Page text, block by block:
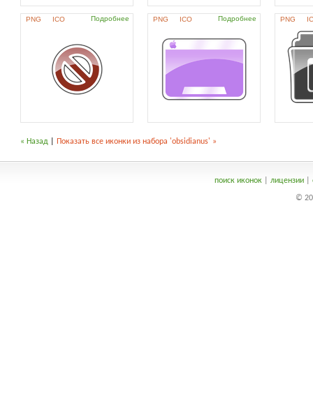
PNG ICO Подробнее PNG ICO Подробнее PNG
« Назад Показать все иконки из набора 'obsidianus' »
поиск иконок| лицензии|
©